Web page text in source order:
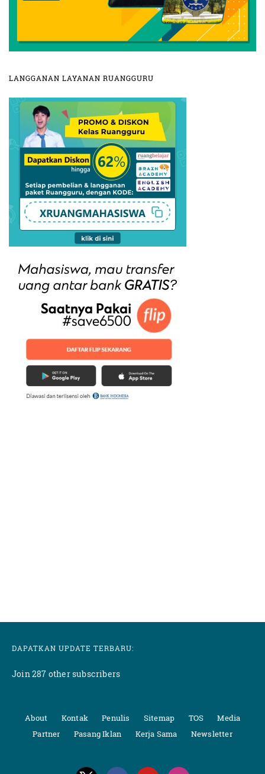
LANGGANAN LAYANAN RUANGGURU
DAPATKAN UPDATE TERBARU:
Join 287 other subscribers
About Kontak Penulis Sitemap TOS
Media
Partner
Pasang Iklan Kerja Sama Newsletter